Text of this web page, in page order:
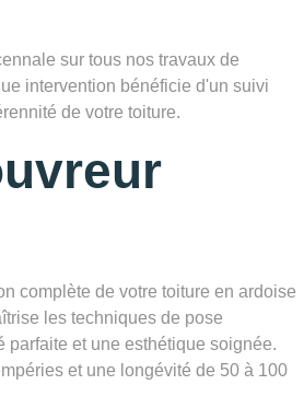
sur tous nos travaux de
intervention bénéficie d'un suivi
de votre toiture.
complète de votre toiture en ardoise
les techniques de pose
et une esthétique soignée.
et une longévité de 50 à 100